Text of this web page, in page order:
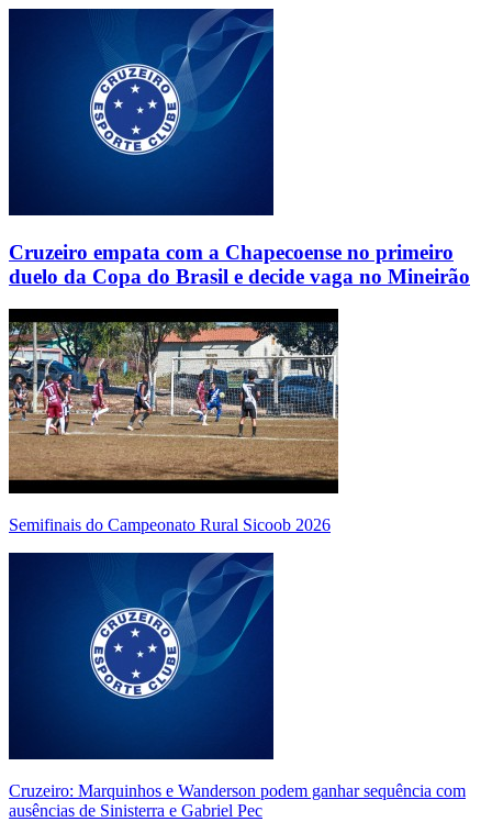
Cruzeiro empata com a Chapecoense no primeiro
duelo da Copa do Brasil e decide vaga no Mineirão
Semifinais do Campeonato Rural Sicoob 2026
Cruzeiro: Marquinhos e Wanderson podem ganhar sequência com
ausências de Sinisterra e Gabriel Pec